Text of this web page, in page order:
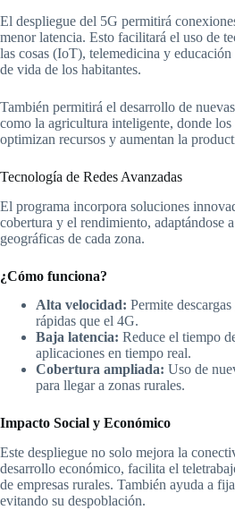
El despliegue del 5G permitirá
menor latencia. Esto facilitará el uso de
las cosas (IoT), telemedicina y
de vida de los habitantes.
También permitirá el desarrollo de
como la agricultura inteligente, donde
optimizan recursos y aumentan la
Tecnología de Redes Avanzadas
El programa incorpora soluciones
cobertura y el rendimiento, adaptándose
geográficas de cada zona.
¿Cómo funciona?
Alta velocidad: Permite
rápidas que el 4G.
Baja latencia: Reduce el tiempo
aplicaciones en tiempo real.
Cobertura ampliada: Uso de
para llegar a zonas rurales.
Impacto Social y Económico
Este despliegue no solo mejora la
desarrollo económico, facilita el
de empresas rurales. También ayuda a
evitando su despoblación.